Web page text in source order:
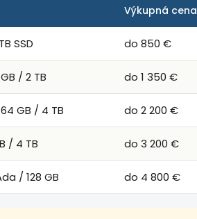
Výkupná cena
SSD do 850 €
/ 2 TB do 1 350 €
GB / 4 TB do 2 200 €
/ 4 TB do 3 200 €
/ 128 GB do 4 800 €